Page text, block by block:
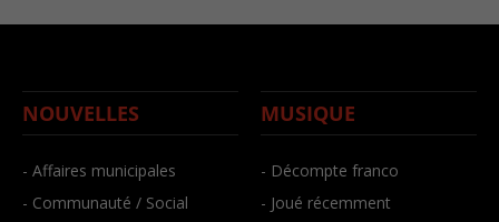
NOUVELLES
- Affaires municipales
- Communauté / Social
MUSIQUE
- Décompte franco
- Joué récemment